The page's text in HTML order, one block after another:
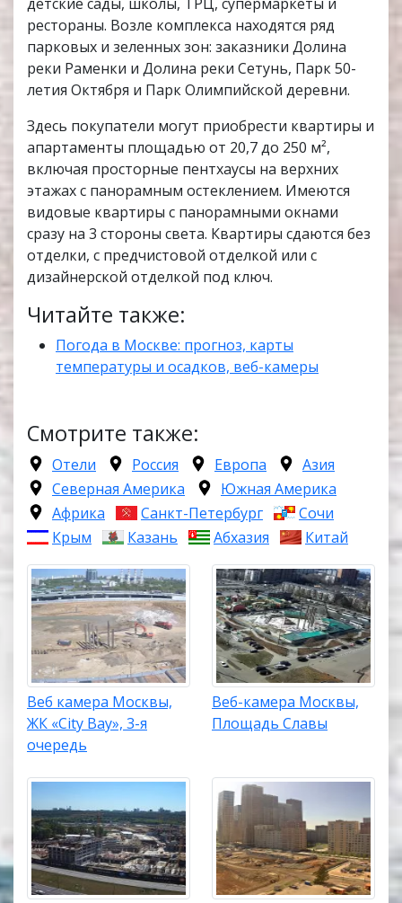
детские сады, школы, ТРЦ, супермаркеты и
рестораны. Возле комплекса находятся ряд
парковых и зеленных зон: заказники Долина
реки Раменки и Долина реки Сетунь, Парк 50-
летия Октября и Парк Олимпийской деревни.
Здесь покупатели могут приобрести квартиры и
апартаменты площадью от 20,7 до 250 м²,
включая просторные пентхаусы на верхних
этажах с панорамным остеклением. Имеются
видовые квартиры с панорамными окнами
сразу на 3 стороны света. Квартиры сдаются без
отделки, с предчистовой отделкой или с
дизайнерской отделкой под ключ.
Читайте также:
Погода в Москве: прогноз, карты
температуры и осадков, веб-камеры
Смотрите также:
Отели Россия Европа
Азия
Северная Америка
Южная Америка
Африка
Санкт-Петербург
Сочи
Крым
Казань Абхазия Китай
Веб камера Москвы,
ЖК «City Bay», 3-я
очередь
Веб-камера Москвы,
Площадь Славы